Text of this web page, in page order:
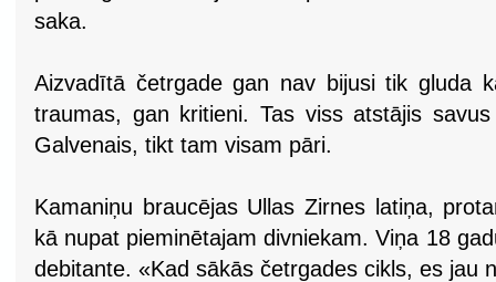
saka.
Aizvadītā četrgade gan nav bijusi tik gluda
traumas, gan kritieni. Tas viss atstājis
Galvenais, tikt tam visam pāri.
Kamaniņu braucējas Ullas Zirnes latiņa,
kā nupat pieminētajam divniekam. Viņa 18
debitante. «Kad sākās četrgades cikls, es jau